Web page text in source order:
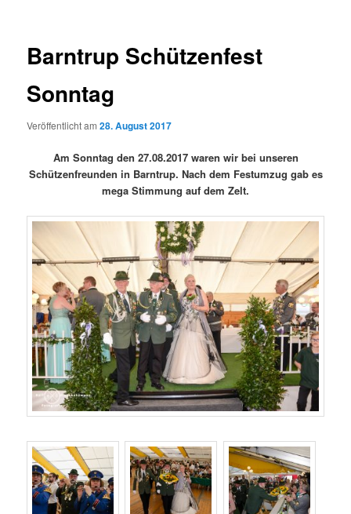
Barntrup Schützenfest
Sonntag
Veröffentlicht am28. August 2017
Am Sonntag den 27.08.2017 waren wir bei unseren
Schützenfreunden in Barntrup. Nach dem Festumzug gab es
mega Stimmung auf dem Zelt.